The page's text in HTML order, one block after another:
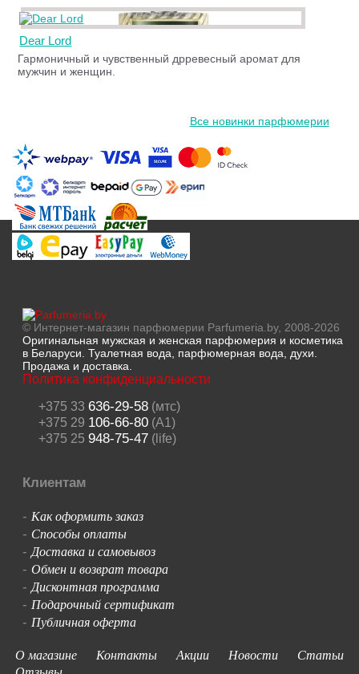
Dear Lord
Гармоничный и чувственный дрревесный аромат для
мужчин и женщин.
Все новинки парфюмерии
© Интернет-магазин парфюмерии Parfumeria.by, 2008-2026
Оригинальная мужская и женская парфюмерия и косметика
в Беларуси. Туалетная вода, парфюмерная вода, духи.
Продажа и доставка.
Политика конфиденциальности
+375 33 636-29-58(мтс)
+375 29 106-66-80(A1)
+375 25 948-75-47(life)
Клиентам
- Как оформить заказ
- Способы оплаты
-Доставка и самовывоз
- Обмен и возврат товара
-Дисконтная программа
- Подарочный сертификат
- Публичная оферта
О магазине
Контакты Акции Новости
Статьи